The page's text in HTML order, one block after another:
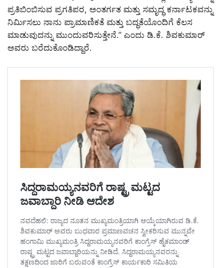
ಪ್ರತಿಬಿಂಬಿಸುವ ಪ್ರಗತಿಪರ, ಅಂತರ್ಗತ ಮತ್ತು ಸಮೃದ್ಧ ಕರ್ನಾಟಕವನ್ನು
ನಿರ್ಮಿಸಲು ನಾನು ಪ್ರಾಮಾಣಿಕತೆ ಮತ್ತು ಬದ್ಧತೆಯೊಂದಿಗೆ ಕೆಲಸ
ಮಾಡುವುದನ್ನು ಮುಂದುವರಿಸುತ್ತೇನೆ.” ಎಂದು ಡಿ.ಕೆ. ಶಿವಕುಮಾರ್‌
ಅವರು ಬರೆದುಕೊಂಡಿದ್ದಾರೆ.